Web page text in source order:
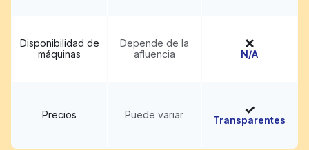
Disponibilidad de
máquinas
Depende de la
afluencia
N/A
Precios Puede variar Transparentes